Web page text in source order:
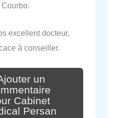
excellent docteur,
à conseiller.
un
Cabinet
Persan